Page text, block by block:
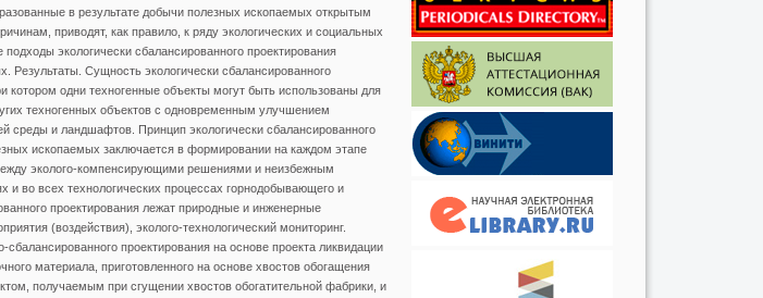
в результате добычи полезных ископаемых открытым
приводят, как правило, к ряду экологических и социальных
экологически сбалансированного проектирования
Результаты. Сущность экологически сбалансированного
котором одни техногенные объекты могут быть использованы для
техногенных объектов с одновременным улучшением
среды и ландшафтов. Принцип экологически сбалансированного
ископаемых заключается в формировании на каждом этапе
эколого-компенсирующими решениями и неизбежным
во всех технологических процессах горнодобывающего и
проектирования лежат природные и инженерные
(воздействия), эколого-технологический мониторинг.
проектирования на основе проекта ликвидации
материала, приготовленного на основе хвостов обогащения
получаемым при сгущении хвостов обогатительной фабрики, и